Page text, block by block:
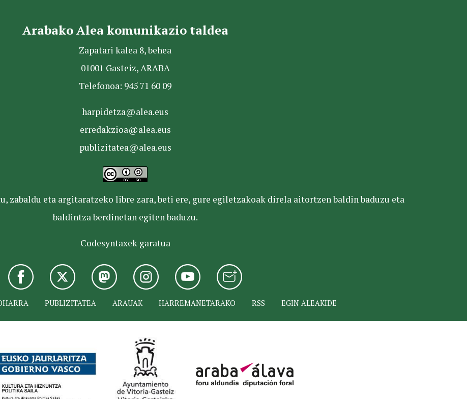
Arabako Alea komunikazio taldea
Zapatari kalea 8, behea
01001 Gasteiz, ARABA
Telefonoa: 945 71 60 09
harpidetza@alea.eus
erredakzioa@alea.eus
publizitatea@alea.eus
zabaldu eta argitaratzeko libre zara, beti ere, gure egiletzakoak direla aitortzen baldin baduzu eta
baldintza berdinetan egiten baduzu.
Codesyntaxek garatua
PUBLIZITATEA ARAUAK HARREMANETARAKO RSS EGIN ALEAKIDE